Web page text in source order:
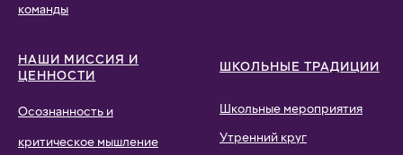
команды
НАШИ МИССИЯ И
ЦЕННОСТИ
Осознанность и
критическое мышление
ШКОЛЬНЫЕ ТРАДИЦИИ
Школьные мероприятия
Утренний круг